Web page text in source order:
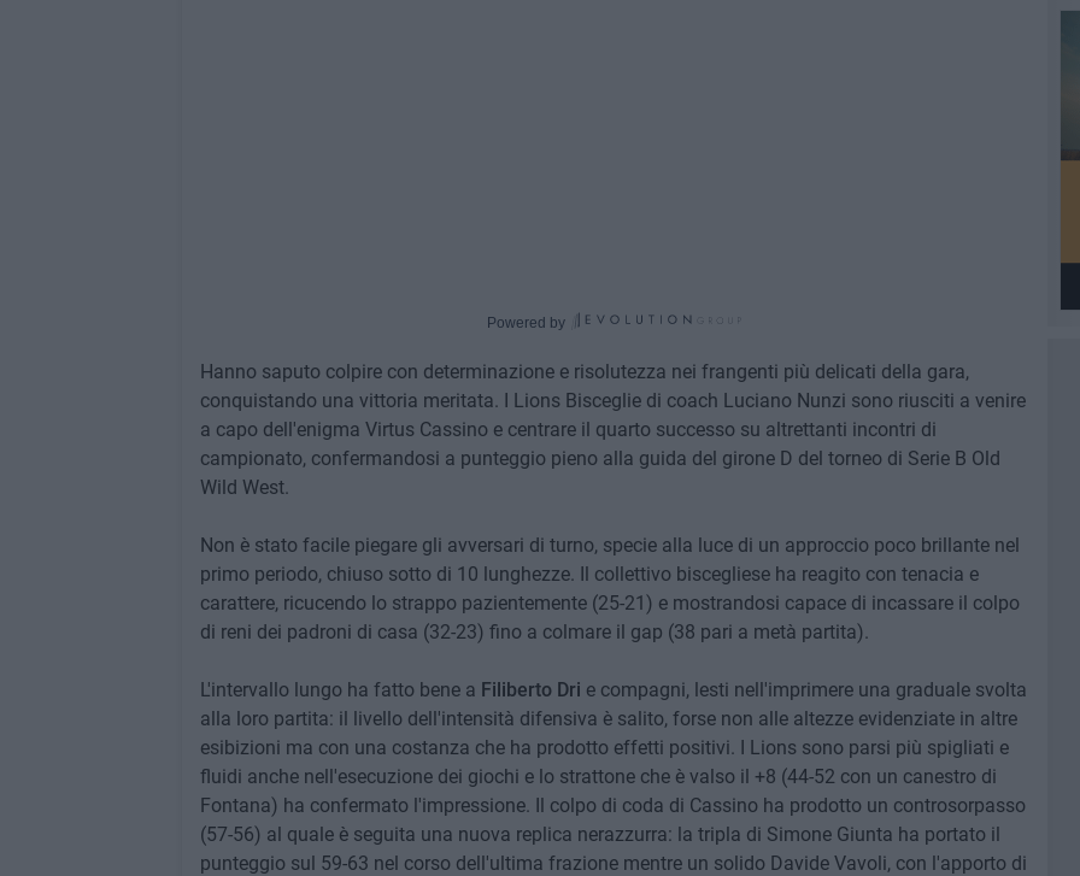
Powered by
Hanno saputo colpire con determinazione e risolutezza nei frangenti più delicati della gara,
conquistando una vittoria meritata. I Lions Bisceglie di coach Luciano Nunzi sono riusciti a venire
a capo dell'enigma Virtus Cassino e centrare il quarto successo su altrettanti incontri di
campionato, confermandosi a punteggio pieno alla guida del girone D del torneo di Serie B Old
Wild West.
Non è stato facile piegare gli avversari di turno, specie alla luce di un approccio poco brillante nel
primo periodo, chiuso sotto di 10 lunghezze. Il collettivo biscegliese ha reagito con tenacia e
carattere, ricucendo lo strappo pazientemente (25-21) e mostrandosi capace di incassare il colpo
di reni dei padroni di casa (32-23) fino a colmare il gap (38 pari a metà partita).
L'intervallo lungo ha fatto bene a Filiberto Dri e compagni, lesti nell'imprimere una graduale svolta
alla loro partita: il livello dell'intensità difensiva è salito, forse non alle altezze evidenziate in altre
esibizioni ma con una costanza che ha prodotto effetti positivi. I Lions sono parsi più spigliati e
fluidi anche nell'esecuzione dei giochi e lo strattone che è valso il +8 (44-52 con un canestro di
Fontana) ha confermato l'impressione. Il colpo di coda di Cassino ha prodotto un controsorpasso
(57-56) al quale è seguita una nuova replica nerazzurra: la tripla di Simone Giunta ha portato il
punteggio sul 59-63 nel corso dell'ultima frazione mentre un solido Davide Vavoli, con l'apporto di